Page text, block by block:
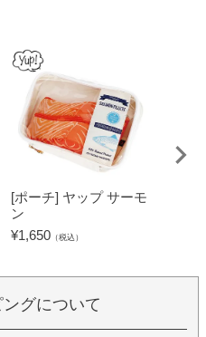
[ポーチ] ヤップ サーモ
ン
¥1,650 （税込）
グについて